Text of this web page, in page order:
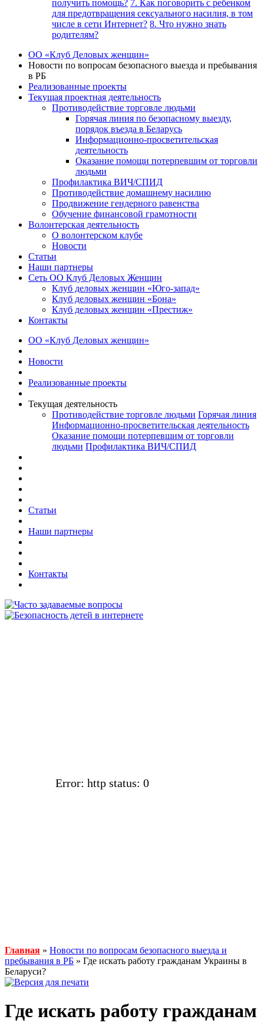
получить помощь? 7. Как поговорить с ребенком
для предотвращения сексуального насилия, в том
числе в сети Интернет? 8. Что нужно знать
родителям?
ОО «Клуб Деловых женщин»
Новости по вопросам безопасного выезда и пребывания
в РБ
Реализованные проекты
Текущая проектная деятельность
Противодействие торговле людьми
Горячая линия по безопасному выезду,
порядок въезда в Беларусь
Информационно-просветительская
деятельность
Оказание помощи потерпевшим от торговли
людьми
Профилактика ВИЧ/СПИД
Противодействие домашнему насилию
Продвижение гендерного равенства
Обучение финансовой грамотности
Волонтерская деятельность
О волонтерском клубе
Новости
Статьи
Наши партнеры
Сеть ОО Клуб Деловых Женщин
Клуб деловых женщин «Юго-запад»
Клуб деловых женщин «Бона»
Клуб деловых женщин «Престиж»
Контакты
ОО «Клуб Деловых женщин»
Новости
Реализованные проекты
Текущая деятельность
Противодействие торговле людьми Горячая линия
Информационно-просветительская деятельность
Оказание помощи потерпевшим от торговли
людьми Профилактика ВИЧ/СПИД
Статьи
Наши партнеры
Контакты
Error: http status: 0
Главная » Новости по вопросам безопасного выезда и
пребывания в РБ » Где искать работу гражданам Украины в
Беларуси?
Где искать работу гражданам